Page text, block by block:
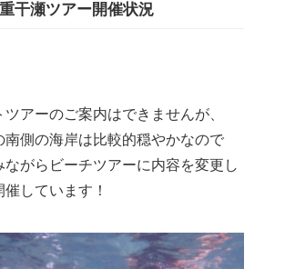
干瀬ツアー開催状況
アーのご案内はできませんが、
南側の海岸は比較的穏やかなので
ながらビーチツアーに内容を変更し
しています！